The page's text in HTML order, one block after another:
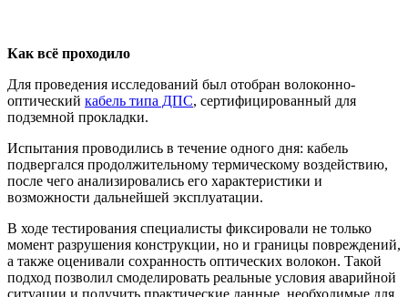
Как всё проходило
Для проведения исследований был отобран волоконно-
оптический кабель типа ДПС, сертифицированный для
подземной прокладки.
Испытания проводились в течение одного дня: кабель
подвергался продолжительному термическому воздействию,
после чего анализировались его характеристики и
возможности дальнейшей эксплуатации.
В ходе тестирования специалисты фиксировали не только
момент разрушения конструкции, но и границы повреждений,
а также оценивали сохранность оптических волокон. Такой
подход позволил смоделировать реальные условия аварийной
ситуации и получить практические данные, необходимые для